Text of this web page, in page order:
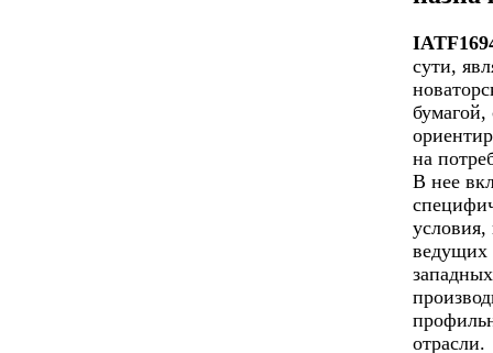
сути,
бумагой,
на
В нее
условия,
ведущих
западных
отрасли.